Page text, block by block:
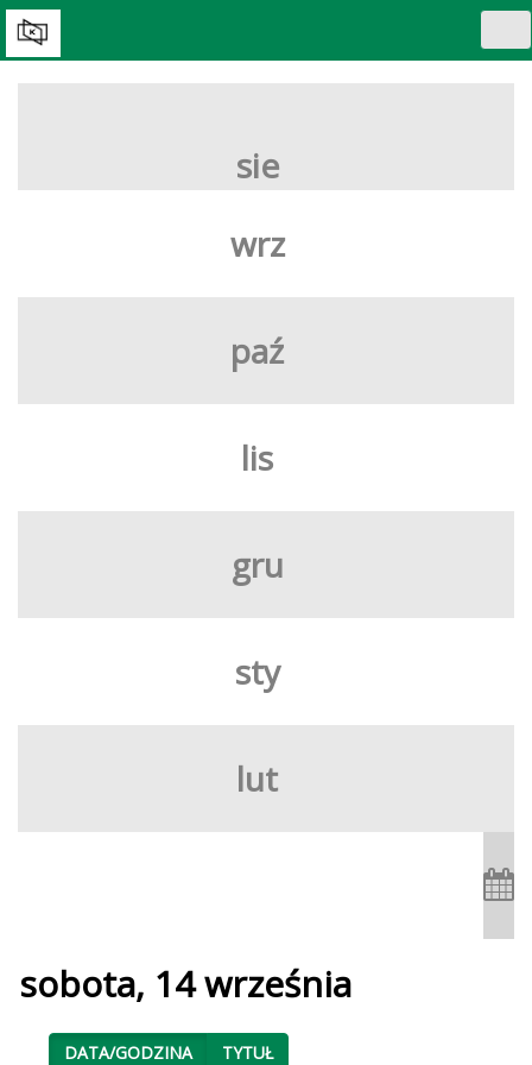
sie
wrz
paź
lis
gru
sty
lut
sobota, 14 września
DATA/GODZINA TYTUŁ